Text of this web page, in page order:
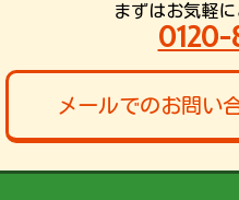
まずはお気軽
0120-
メールでのお問い